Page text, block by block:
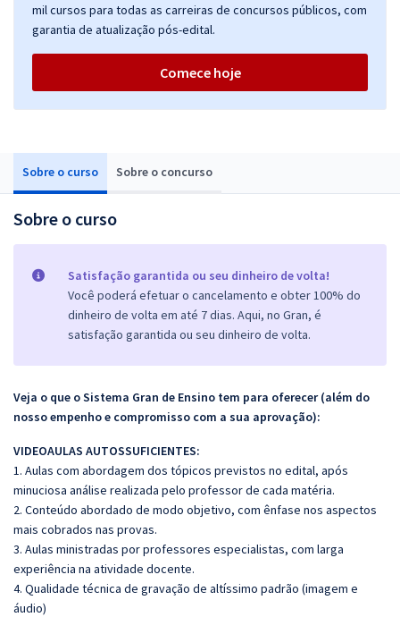
Sobre o curso Sobre o concurso
Sobre o curso
Satisfação garantida ou seu dinheiro de volta!
Você poderá efetuar o cancelamento e obter 100% do
dinheiro de volta em até 7 dias. Aqui, no Gran, é
satisfação garantida ou seu dinheiro de volta.
Veja o que o Sistema Gran de Ensino tem para oferecer (além do
nosso empenho e compromisso com a sua aprovação):
VIDEOAULAS AUTOSSUFICIENTES:
1. Aulas com abordagem dos tópicos previstos no edital, após
minuciosa análise realizada pelo professor de cada matéria.
2. Conteúdo abordado de modo objetivo, com ênfase nos aspectos
mais cobrados nas provas.
3. Aulas ministradas por professores especialistas, com larga
experiência na atividade docente.
4. Qualidade técnica de gravação de altíssimo padrão (imagem e
áudio)
mil cursos para todas as carreiras de concursos públicos, com
garantia de atualização pós-edital.
Comece hoje